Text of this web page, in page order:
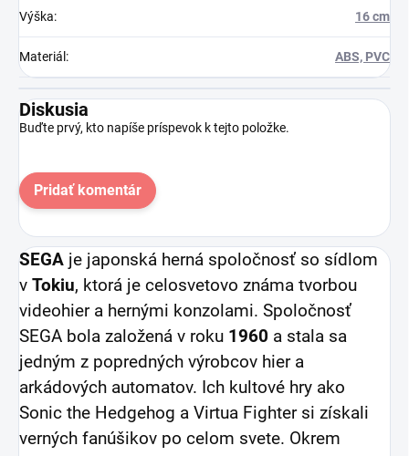
Výška: 16 cm
Materiál : ABS, PVC
Diskusia
Buďte prvý, kto napíše príspevok k tejto položke.
Pridať komentár
SEGA je japonská herná spoločnosť so sídlom
v Tokiu, ktorá je celosvetovo známa tvorbou
videohier a hernými konzolami. Spoločnosť
SEGA bola založená v roku 1960 a stala sa
jedným z popredných výrobcov hier a
arkádových automatov. Ich kultové hry ako
Sonic the Hedgehog a Virtua Fighter si získali
verných fanúšikov po celom svete. Okrem